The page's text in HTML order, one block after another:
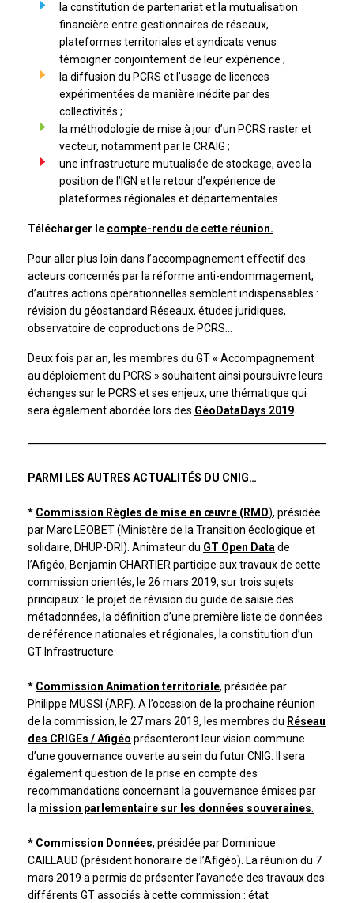
la constitution de partenariat et la mutualisation
financière entre gestionnaires de réseaux,
plateformes territoriales et syndicats venus
témoigner conjointement de leur expérience ;
la diffusion du PCRS et l’usage de licences
expérimentées de manière inédite par des
collectivités ;
la méthodologie de mise à jour d’un PCRS raster et
vecteur, notamment par le CRAIG ;
une infrastructure mutualisée de stockage, avec la
position de l’IGN et le retour d’expérience de
plateformes régionales et départementales.
Télécharger le compte-rendu de cette réunion.
Pour aller plus loin dans l’accompagnement effectif des
acteurs concernés par la réforme anti-endommagement,
d’autres actions opérationnelles semblent indispensables :
révision du géostandard Réseaux, études juridiques,
observatoire de coproductions de PCRS…
Deux fois par an, les membres du GT « Accompagnement
au déploiement du PCRS » souhaitent ainsi poursuivre leurs
échanges sur le PCRS et ses enjeux, une thématique qui
sera également abordée lors des GéoDataDays 2019.
PARMI LES AUTRES ACTUALITÉS DU CNIG…
* Commission Règles de mise en œuvre (RMO), présidée
par Marc LEOBET (Ministère de la Transition écologique et
solidaire, DHUP-DRI). Animateur du GT Open Data de
l’Afigéo, Benjamin CHARTIER participe aux travaux de cette
commission orientés, le 26 mars 2019, sur trois sujets
principaux : le projet de révision du guide de saisie des
métadonnées, la définition d’une première liste de données
de référence nationales et régionales, la constitution d’un
GT Infrastructure.
* Commission Animation territoriale, présidée par
Philippe MUSSI (ARF). A l’occasion de la prochaine réunion
de la commission, le 27 mars 2019, les membres du Réseau
des CRIGEs / Afigéo présenteront leur vision commune
d’une gouvernance ouverte au sein du futur CNIG. Il sera
également question de la prise en compte des
recommandations concernant la gouvernance émises par
la mission parlementaire sur les données souveraines
* Commission Données, présidée par Dominique
CAILLAUD (président honoraire de l’Afigéo). La réunion du 7
mars 2019 a permis de présenter l’avancée des travaux des
différents GT associés à cette commission : état